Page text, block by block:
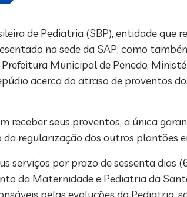
de Pediatria (SBP), entidade que
na sede da SAP; como
Municipal de Penedo,
acerca do atraso de proventos
receber seus proventos, a única
regularização dos outros plantões
serviços por prazo de sessenta dias
da Maternidade e Pediatria da